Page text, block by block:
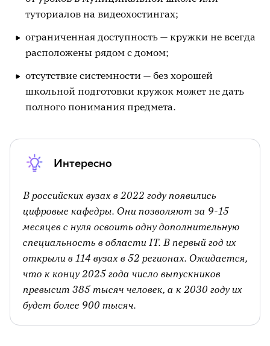
туториалов на видеохостингах;
ограниченная доступность — кружки не всегда
расположены рядом с домом;
отсутствие системности — без хорошей
школьной подготовки кружок может не дать
полного понимания предмета.
Интересно
В российских вузах в 2022 году появились
цифровые кафедры. Они позволяют за 9-15
месяцев с нуля освоить одну дополнительную
специальность в области IT. В первый год их
открыли в 114 вузах в 52 регионах. Ожидается,
что к концу 2025 года число выпускников
превысит 385 тысяч человек, а к 2030 году их
будет более 900 тысяч.